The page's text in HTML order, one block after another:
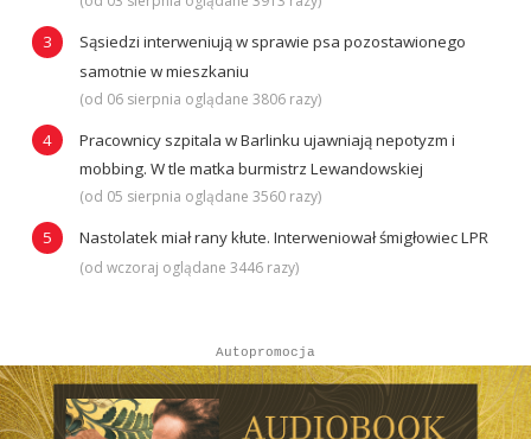
Sąsiedzi interweniują w sprawie psa pozostawionego
samotnie w mieszkaniu
(od 06 sierpnia oglądane 3806 razy)
Pracownicy szpitala w Barlinku ujawniają nepotyzm i
mobbing. W tle matka burmistrz Lewandowskiej
(od 05 sierpnia oglądane 3560 razy)
Nastolatek miał rany kłute. Interweniował śmigłowiec LPR
(od wczoraj oglądane 3446 razy)
Autopromocja